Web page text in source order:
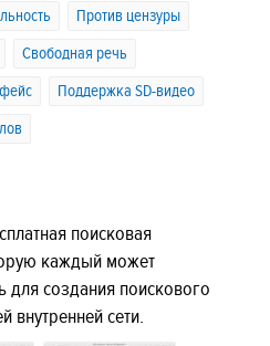
Против цензуры
Свободная речь
Поддержка SD-видео
поисковая
каждый может
для создания поискового
внутренней сети.